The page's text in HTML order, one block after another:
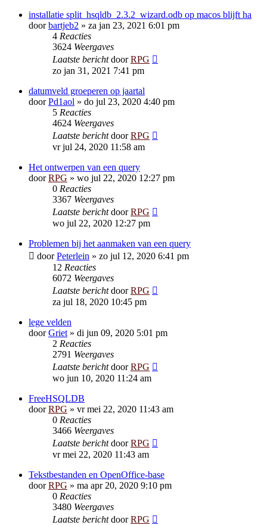
installatie split_hsqldb_2.3.2_wizard.odb op macos blijft ha
doorbartjeb2 » za jan 23, 2021 6:01 pm
4 Reacties
3624 Weergaves
Laatste berichtdoorRPG
zo jan 31, 2021 7:41 pm
datumveld groeperen op jaartal
doorPd1aol » do jul 23, 2020 4:40 pm
5 Reacties
4624 Weergaves
Laatste berichtdoorRPG
vr jul 24, 2020 11:58 am
Het ontwerpen van een query
doorRPG » wo jul 22, 2020 12:27 pm
0 Reacties
3367 Weergaves
Laatste berichtdoorRPG
wo jul 22, 2020 12:27 pm
Problemen bij het aanmaken van een query
doorPeterlein » zo jul 12, 2020 6:41 pm
12 Reacties
6072 Weergaves
Laatste berichtdoorRPG
za jul 18, 2020 10:45 pm
lege velden
doorGriet » di jun 09, 2020 5:01 pm
2 Reacties
2791 Weergaves
Laatste berichtdoorRPG
wo jun 10, 2020 11:24 am
FreeHSQLDB
doorRPG » vr mei 22, 2020 11:43 am
0 Reacties
3466 Weergaves
Laatste berichtdoorRPG
vr mei 22, 2020 11:43 am
Tekstbestanden en OpenOffice-base
doorRPG » ma apr 20, 2020 9:10 pm
0 Reacties
3480 Weergaves
Laatste berichtdoorRPG